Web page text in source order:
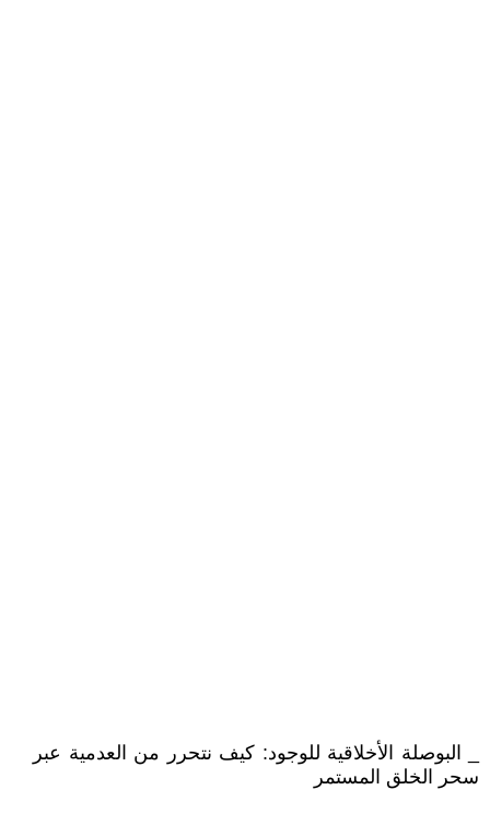
_ البوصلة الأخلاقية للوجود: كيف نتحرر من العدمية عبر
سحر الخلق المستمر